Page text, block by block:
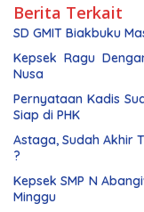
Berita Terkait
SD GMIT Biakbuku
Kepsek Ragu Dengan
Nusa
Pernyataan Kadis Sudah Jelas, Pekerjaan Dibawa 50 % Siap-
Siap di PHK
Astaga, Sudah Akhir Tahun SD GMIT Kabaku Belum Dikerjakan
?
Kepsek SMP N
Minggu